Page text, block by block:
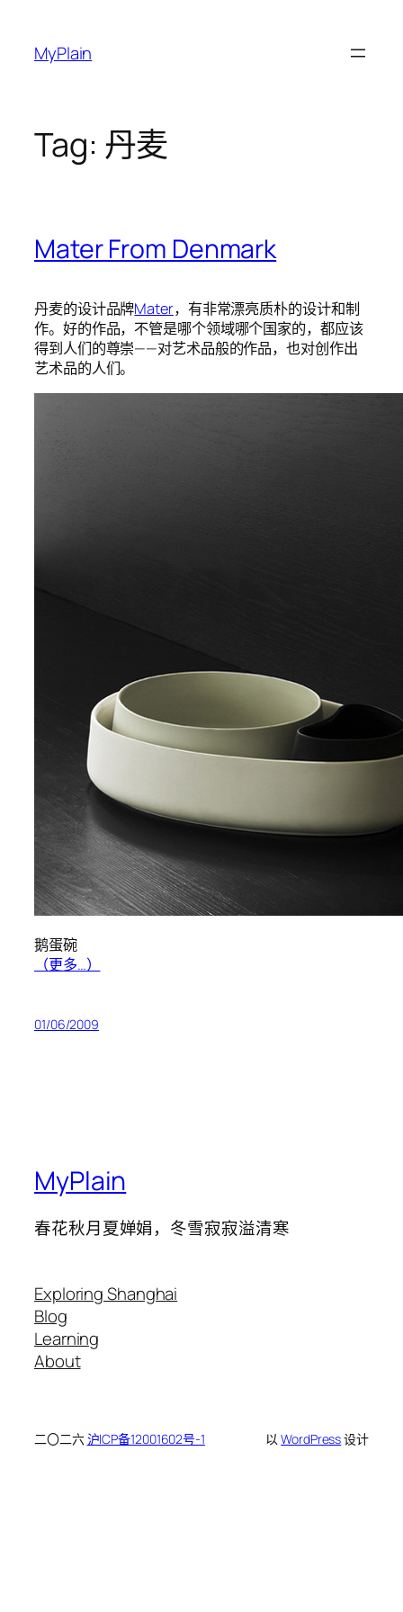
content
MyPlain
Tag: 丹麦
Mater From Denmark
丹麦的设计品牌Mater，有非常漂亮质朴的设计和制
作。好的作品，不管是哪个领域哪个国家的，都应该
得到人们的尊崇——对艺术品般的作品，也对创作出
艺术品的人们。
鹅蛋碗
（更多…）
01/06/2009
MyPlain
春花秋月夏婵娟，冬雪寂寂溢清寒
Exploring Shanghai
Blog
Learning
About
二〇二六沪ICP备12001602号-1 以WordPress设计